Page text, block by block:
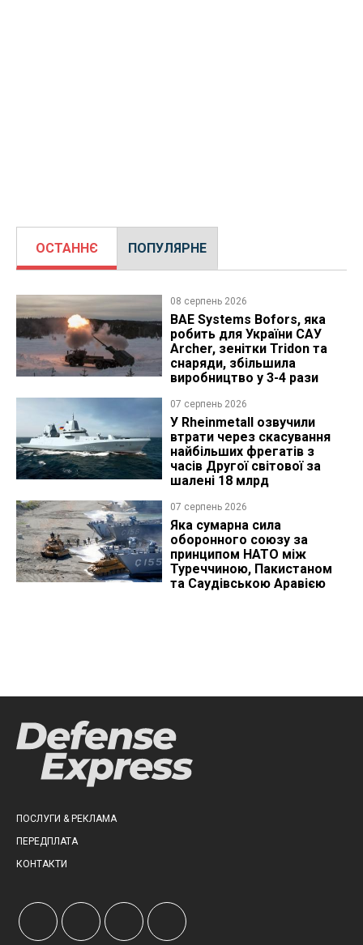
ОСТАННЄ ПОПУЛЯРНЕ
08 серпень 2026
BAE Systems Bofors, яка
робить для України САУ
Archer, зенітки Tridon та
снаряди, збільшила
виробництво у 3-4 рази
07 серпень 2026
У Rheinmetall озвучили
втрати через скасування
найбільших фрегатів з
часів Другої світової за
шалені 18 млрд
07 серпень 2026
Яка сумарна сила
оборонного союзу за
принципом НАТО між
Туреччиною, Пакистаном
та Саудівською Аравією
ПОСЛУГИ & РЕКЛАМА
ПЕРЕДПЛАТА
КОНТАКТИ